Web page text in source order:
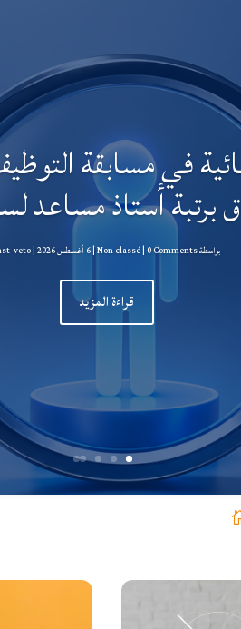
في مسابقة
برتبة أستاذ مساعد لسنة
بواسطة ‪ veto 6 أغسطس 2026|Non classé| 0 Comments
قراءة المزيد